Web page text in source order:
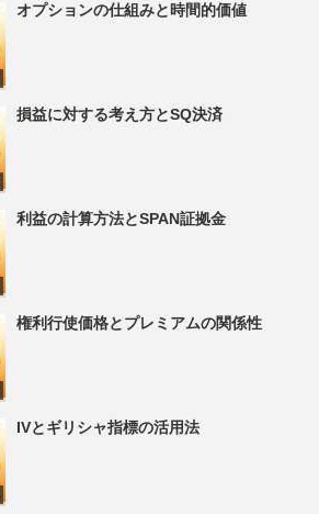
オプションの仕組みと時間的価値
損益に対する考え方とSQ決済
利益の計算方法とSPAN証拠金
権利行使価格とプレミアムの関係性
IVとギリシャ指標の活用法